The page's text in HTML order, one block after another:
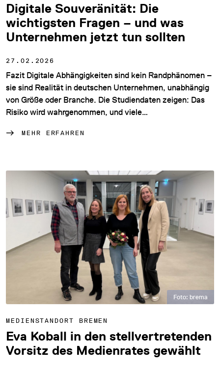
Digitale Souveränität: Die
wichtigsten Fragen – und was
Unternehmen jetzt tun sollten
27.02.2026
Fazit Digitale Abhängigkeiten sind kein Randphänomen –
sie sind Realität in deutschen Unternehmen, unabhängig
von Größe oder Branche. Die Studiendaten zeigen: Das
Risiko wird wahrgenommen, und viele…
MEHR ERFAHREN
Foto: brema
MEDIENSTANDORT BREMEN
Eva Koball in den stellvertretenden
Vorsitz des Medienrates gewählt